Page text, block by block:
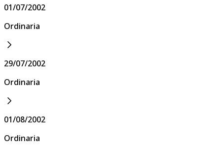
01/07/2002
Ordinaria
29/07/2002
Ordinaria
01/08/2002
Ordinaria